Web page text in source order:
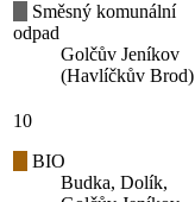
Směsný komunální
odpad
Golčův Jeníkov
(Havlíčkův Brod)
10
BIO
Budka, Dolík,